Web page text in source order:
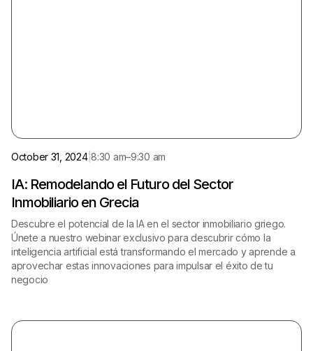
October 31, 2024|8:30 am–9:30 am
IA: Remodelando el Futuro del Sector
Inmobiliario en Grecia
Descubre el potencial de la IA en el sector inmobiliario griego.
Únete a nuestro webinar exclusivo para descubrir cómo la
inteligencia artificial está transformando el mercado y aprende a
aprovechar estas innovaciones para impulsar el éxito de tu
negocio